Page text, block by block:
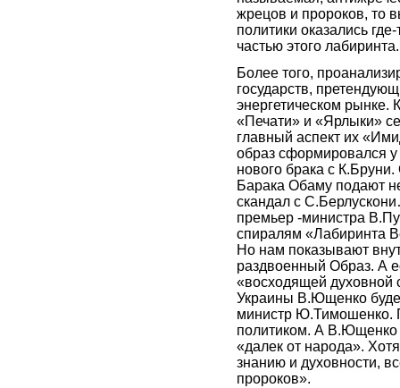
жрецов и пророков, то
политики оказались
частью этого лабиринта.
Более того,
государств,
энергетическом рынке.
«Печати» и «Ярлыки»
главный аспект их
образ сформировался
нового брака с
Барака Обаму подают
скандал с
премьер -министра
спиралям «Лабиринта
Но нам показывают
раздвоенный Образ. А
«восходящей духовной
Украины В.Ющенко
министр Ю.Тимошенко.
политиком. А В.Ющенко
«далек от народа».
знанию и духовности,
пророков».